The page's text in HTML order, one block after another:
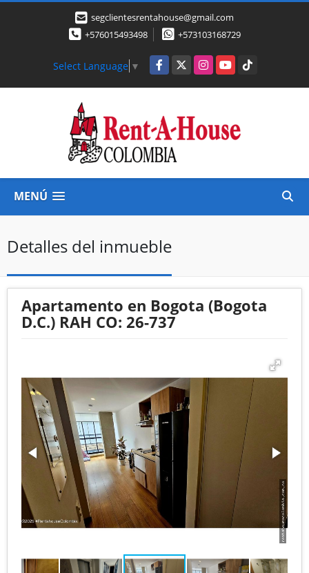
segclientesrentahouse@gmail.com
+576015493498
+573103168729
Select Language ▼ Facebook
X InstagramYouTubeTikTok
MENÚ
Detalles del inmueble
Apartamento en Bogota (Bogota
D.C.) RAH CO: 26-737